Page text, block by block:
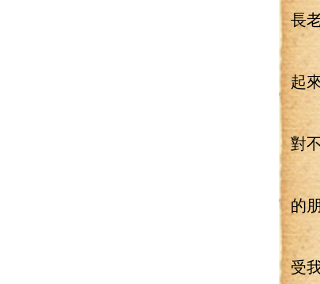
長
“
起
“
對
“
的
“
受